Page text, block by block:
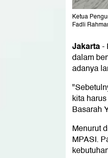
Ketua
Fadli
Jakarta-
dalam
adanya
kita
Basarah
Menurut
MPASI.